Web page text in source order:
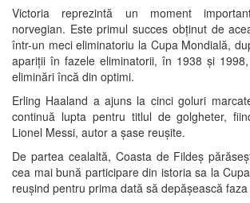
Victoria reprezintă un moment
norvegian. Este primul succes obținut de
într-un meci eliminatoriu la Cupa Mondială,
apariții în fazele eliminatorii, în 1938 și
eliminări încă din optimi.
Erling Haaland a ajuns la cinci goluri
continuă lupta pentru titlul de golgheter,
Lionel Messi, autor a șase reușite.
De partea cealaltă, Coasta de Fildeș
cea mai bună participare din istoria sa la
reușind pentru prima dată să depășească